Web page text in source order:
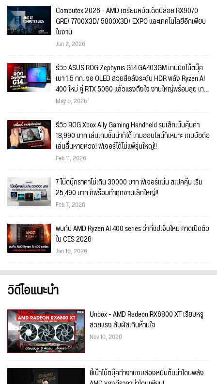
Computex 2026 - AMD เตรียมหมัดเด็ดปล่อย RX9070
GRE/ 7700X3D/ 5800X3D/ EXPO และเทคโนโลยีอีกเพียบ
ในงาน
Jun 2, 2026
รีวิว ASUS ROG Zephyrus G14 GA403GM เกมมิ่งโน้ตบุ๊ค
เบา 1.5 กก. จอ OLED สวยสีอลังระดับ HDR พลัง Ryzen AI
400 ใหม่ คู่ RTX 5060 แล้วแรงถึงใจ งานใหญ่พร้อมลุย เกม
ไหนก็พร้อมเล่น!!
May 5, 2026
รีวิว ROG Xbox Ally Gaming Handheld รุ่นเล็กเน้นคุ้มค่า
18,990 บาท เล่นเกมชั้นนำก็ได้ เกมออนไลน์ก็เหมาะ เกมมือถือ
เล่นลื่นหายห่วง! ฟีเจอร์ได้ไม่แพ้รุ่นใหญ่!!
Feb 11, 2026
7 โน้ตบุ๊กราคาไม่เกิน 30000 บาท ฟีเจอร์แน่น สเปคคุ้ม เริ่ม
25,490 บาท ก็พร้อมทำทุกงานเล็กใหญ่!!
Feb 7, 2026
พบกับ AMD Ryzen AI 400 series ว่าที่ชิปเจ็นใหม่ คาดเปิดตัว
ใน CES 2026
Jan 16, 2026
วิดีโอแนะนำ
Unbox - AMD Radeon RX6800 XT เรียบหรู
สวยแรง สัมผัสเกินห้ามใจ
Nov 16, 2020
ชี้เป้าโน้ตบุ๊คทำงานงบสองหมื่นต้นน่าโดนพลัง